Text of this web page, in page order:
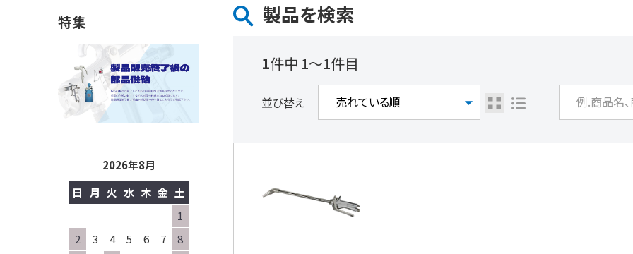
製品を検索
1件中 1〜1件目
並び替え
特集
2026年8月
日 月 火 水 木 金 土
1
2
3 4 5 6 7
8